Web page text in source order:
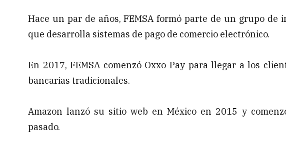
Hace un par de años, FEMSA formó parte de un grupo
que desarrolla sistemas de pago de comercio electrónico.
En 2017, FEMSA comenzó Oxxo Pay para llegar a los
bancarias tradicionales.
Amazon lanzó su sitio web en México en 2015 y
pasado.